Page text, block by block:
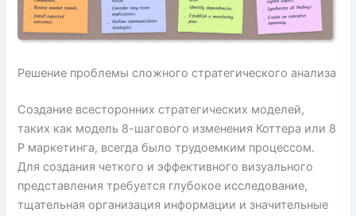
Решение проблемы сложного стратегического анализа
Создание всесторонних стратегических моделей,
таких как модель 8-шагового изменения Коттера или 8
P маркетинга, всегда было трудоемким процессом.
Для создания четкого и эффективного визуального
представления требуется глубокое исследование,
тщательная организация информации и значительные